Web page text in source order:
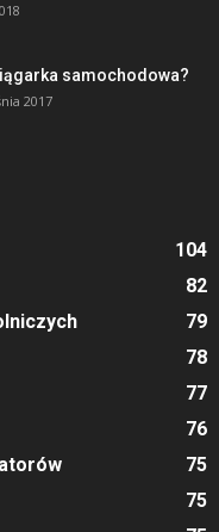
samochodowa?
2017
104
82
79
78
77
76
75
75